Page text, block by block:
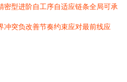
密型进阶自工序自适应链条全局可承
冲突负改善节奏约束应对最前线应